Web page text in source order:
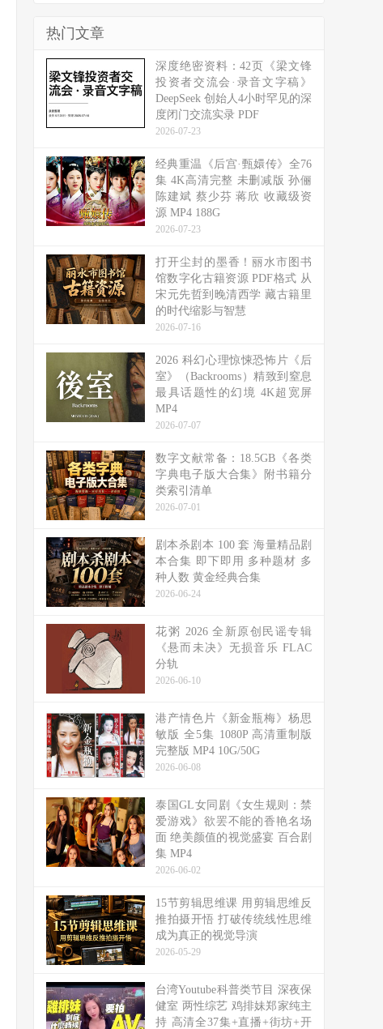
热门文章
深度绝密资料：42页《梁文锋
投资者交流会·录音文字稿》
DeepSeek 创始人4小时罕见的深
度闭门交流实录 PDF
2026-07-23
经典重温《后宫·甄嬛传》全76
集 4K高清完整 未删减版 孙俪
陈建斌 蔡少芬 蒋欣 收藏级资
源 MP4 188G
2026-07-23
打开尘封的墨香！丽水市图书
馆数字化古籍资源 PDF格式 从
宋元先哲到晚清西学 藏古籍里
的时代缩影与智慧
2026-07-16
2026 科幻心理惊悚恐怖片《后
室》（Backrooms）精致到窒息
最具话题性的幻境 4K超宽屏
MP4
2026-07-07
数字文献常备：18.5GB《各类
字典电子版大合集》附书籍分
类索引清单
2026-07-01
剧本杀剧本 100 套 海量精品剧
本合集 即下即用 多种题材 多
种人数 黄金经典合集
2026-06-24
花粥 2026 全新原创民谣专辑
《悬而未决》无损音乐 FLAC
分轨
2026-06-10
港产情色片《新金瓶梅》杨思
敏版 全5集 1080P 高清重制版
完整版 MP4 10G/50G
2026-06-08
泰国GL女同剧《女生规则：禁
爱游戏》欲罢不能的香艳名场
面 绝美颜值的视觉盛宴 百合剧
集 MP4
2026-06-02
15节剪辑思维课 用剪辑思维反
推拍摄开悟 打破传统线性思维
成为真正的视觉导演
2026-05-29
台湾Youtube科普类节目 深夜保
健室 两性综艺 鸡排妹郑家纯主
持 高清全37集+直播+街坊+开